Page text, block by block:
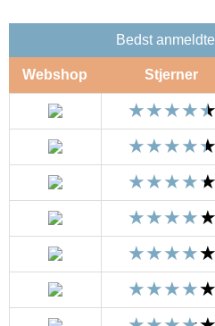
Bedst
Webshop Stjerner